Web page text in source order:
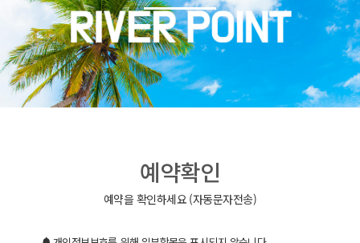
예약확인
예약을 확인하세요 (자동문자전송)